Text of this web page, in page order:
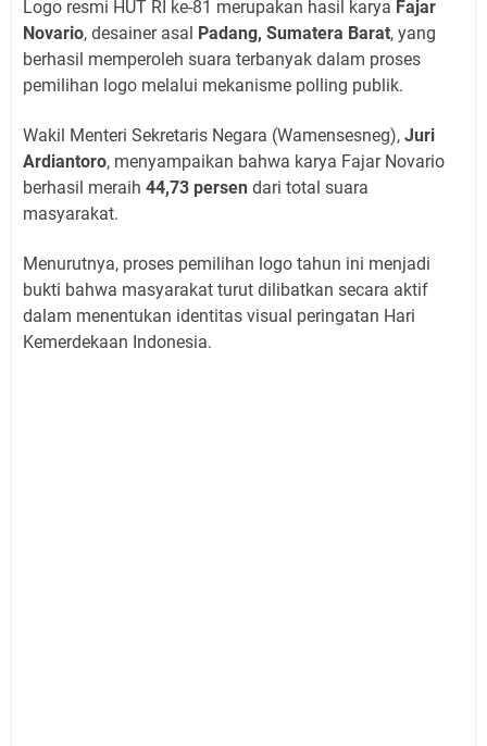
Logo resmi HUT RI ke-81 merupakan hasil karya Fajar
Novario, desainer asal Padang, Sumatera Barat, yang
berhasil memperoleh suara terbanyak dalam proses
pemilihan logo melalui mekanisme polling publik.
Wakil Menteri Sekretaris Negara (Wamensesneg), Juri
Ardiantoro, menyampaikan bahwa karya Fajar Novario
berhasil meraih 44,73 persen dari total suara
masyarakat.
Menurutnya, proses pemilihan logo tahun ini menjadi
bukti bahwa masyarakat turut dilibatkan secara aktif
dalam menentukan identitas visual peringatan Hari
Kemerdekaan Indonesia.